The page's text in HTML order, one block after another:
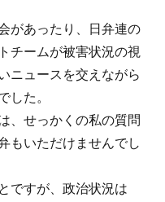
があったり、日弁連の
チームが被害状況の視
ニュースを交えながら
した。
、せっかくの私の質問
もいただけませんでし
ですが、政治状況は